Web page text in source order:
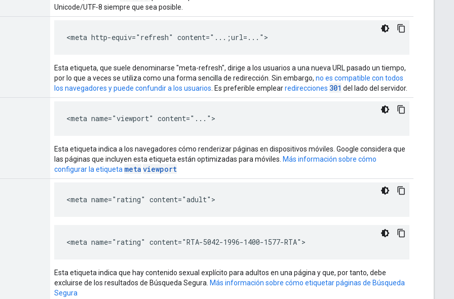
Unicode/UTF‑8 siempre que sea posible.
<meta http-equiv="refresh" content="...;url=...">
Esta etiqueta, que suele denominarse "meta-refresh", dirige a los usuarios a una nueva URL pasado un tiempo,
por lo que a veces se utiliza como una forma sencilla de redirección. Sin embargo, no es compatible con todos
los navegadores y puede confundir a los usuarios . Es preferible emplearredirecciones 301 del lado del servidor.
<meta name="viewport" content="...">
Esta etiqueta indica a los navegadores cómo renderizar páginas en dispositivos móviles. Google considera que
las páginas que incluyen esta etiqueta están optimizadas para móviles. Más información sobre cómo
configurar la etiqueta meta viewport
<meta name="rating" content="adult">
<meta name="rating" content="RTA-5042-1996-1400-1577-RTA">
Esta etiqueta indica que hay contenido sexual explícito para adultos en una página y que, por tanto, debe
excluirse de los resultados de Búsqueda Segura. Más información sobre cómo etiquetar páginas de Búsqueda
Segura